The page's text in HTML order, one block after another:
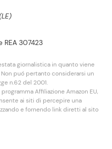
REA 307423
giornalistica in quanto viene
puó pertanto considerarsi un
n.62 del 2001.
Affiliazione Amazon EU,
ai siti di percepire una
e fornendo link diretti al sito